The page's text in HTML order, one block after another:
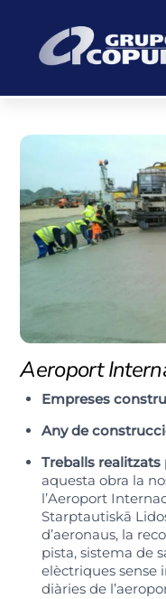
content
Aeroport
Empreses
Any de
Treballs realitzats
aquesta obra la
l’Aeroport
Starptautiskā
d’aeronaus, la
pista, sistema de
elèctriques sense
diàries de